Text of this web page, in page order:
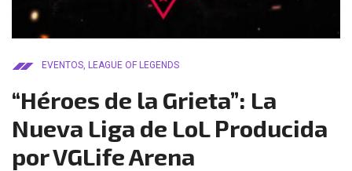
EVENTOS LEAGUE OF LEGENDS
“Héroes de la Grieta”: La
Nueva Liga de LoL Producida
por VGLife Arena